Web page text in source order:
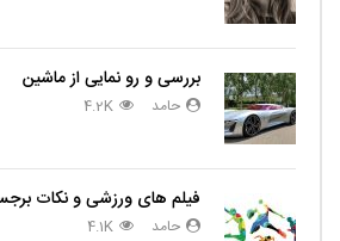
بررسی و رو نمایی از ماشین
حامد 4.2K
فیلم های ورزشی و نکات
حامد 4.1K